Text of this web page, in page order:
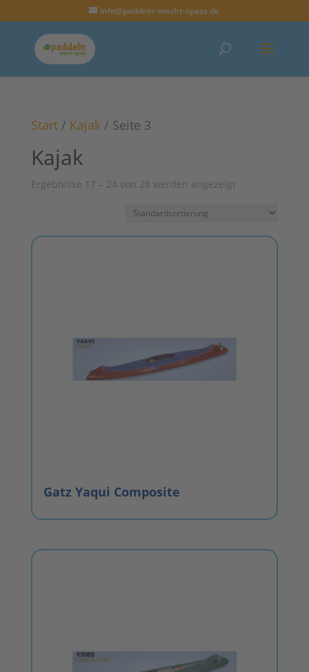
info@paddeln-macht-spass.de
Start/ Kajak/ Seite 3
Kajak
Ergebnisse 17 – 24 von 28 werden angezeigt
Gatz Yaqui Composite